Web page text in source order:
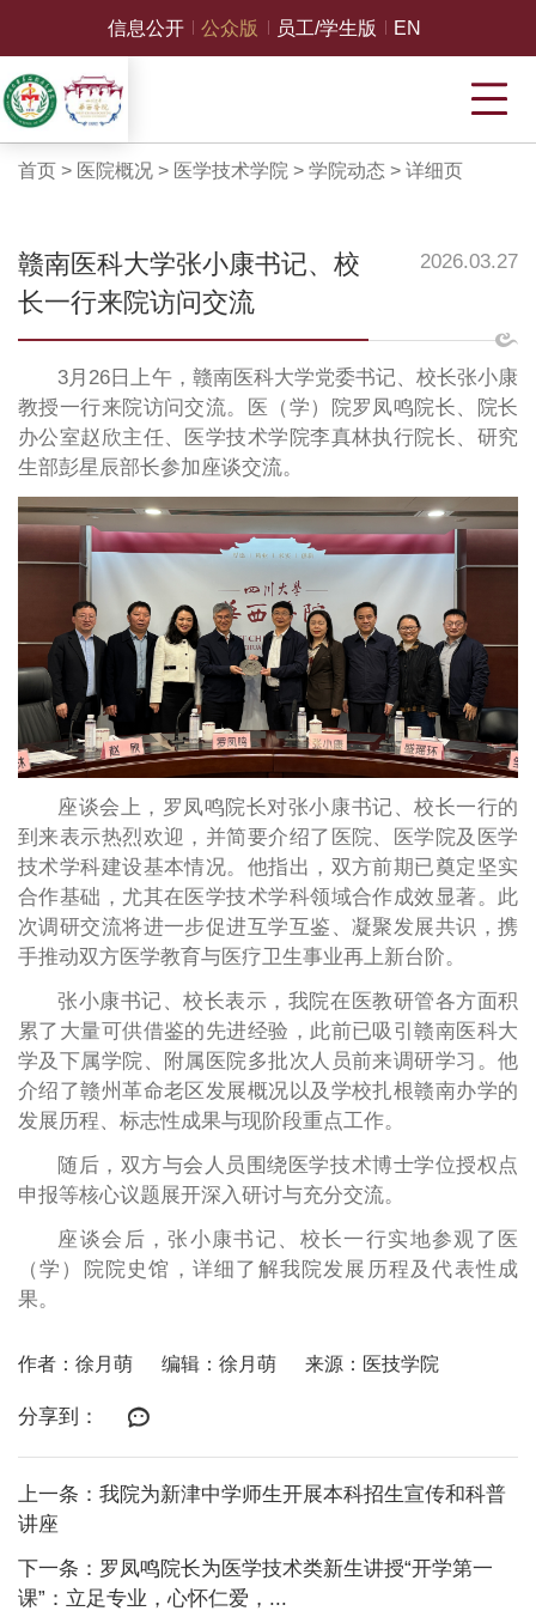
信息公开 公众版 员工/学生版 EN
首页 > 医院概况> 医学技术学院> 学院动态 > 详细页
赣南医科大学张小康书记、校
长一行来院访问交流
2026.03.27
3月26日上午，赣南医科大学党委书记、校长张小康
教授一行来院访问交流。医（学）院罗凤鸣院长、院长
办公室赵欣主任、医学技术学院李真林执行院长、研究
生部彭星辰部长参加座谈交流。
座谈会上，罗凤鸣院长对张小康书记、校长一行的
到来表示热烈欢迎，并简要介绍了医院、医学院及医学
技术学科建设基本情况。他指出，双方前期已奠定坚实
合作基础，尤其在医学技术学科领域合作成效显著。此
次调研交流将进一步促进互学互鉴、凝聚发展共识，携
手推动双方医学教育与医疗卫生事业再上新台阶。
张小康书记、校长表示，我院在医教研管各方面积
累了大量可供借鉴的先进经验，此前已吸引赣南医科大
学及下属学院、附属医院多批次人员前来调研学习。他
介绍了赣州革命老区发展概况以及学校扎根赣南办学的
发展历程、标志性成果与现阶段重点工作。
随后，双方与会人员围绕医学技术博士学位授权点
申报等核心议题展开深入研讨与充分交流。
座谈会后，张小康书记、校长一行实地参观了医
（学）院院史馆，详细了解我院发展历程及代表性成
果。
作者：徐月萌 编辑：徐月萌 来源：医技学院
分享到：
上一条：我院为新津中学师生开展本科招生宣传和科普
讲座
下一条：罗凤鸣院长为医学技术类新生讲授“开学第一
课”：立足专业，心怀仁爱，...